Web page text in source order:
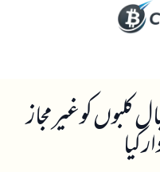
کلبوں کو غیر مجاز
کیا